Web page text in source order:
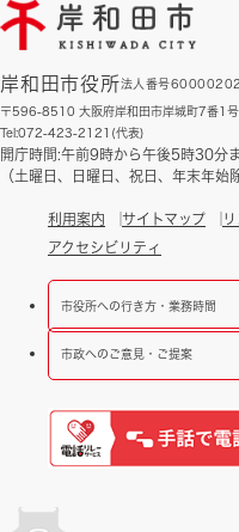
岸和田市役所法人番号
〒596-8510 大阪府岸和田市岸城町7番1号
Tel:072-423-2121(代表)
開庁時間:午前9時から午後5時30分
（土曜日、日曜日、祝日、年末年始
利用案内 サイトマップ
アクセシビリティ
市役所への行き方・業務時間
市政へのご意見・ご提案